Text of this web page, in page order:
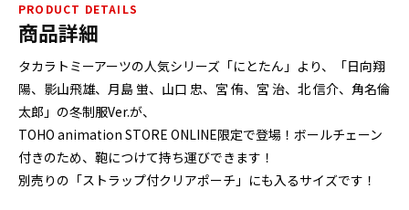
PRODUCT DETAILS
商品詳細
タカラトミーアーツの人気シリーズ「にとたん」より、「日向翔
陽、影山飛雄、月島 蛍、山口 忠、宮 侑、宮 治、北 信介、角名倫
太郎」の冬制服Ver.が、
TOHO animation STORE ONLINE限定で登場！ボールチェーン
付きのため、鞄につけて持ち運びできます！
別売りの「ストラップ付クリアポーチ」にも入るサイズです！